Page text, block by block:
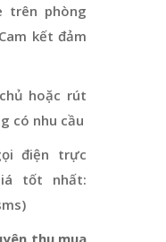
trên phòng
kết đảm
hoặc rút
có nhu cầu
điện trực
tốt nhất:
thu mua